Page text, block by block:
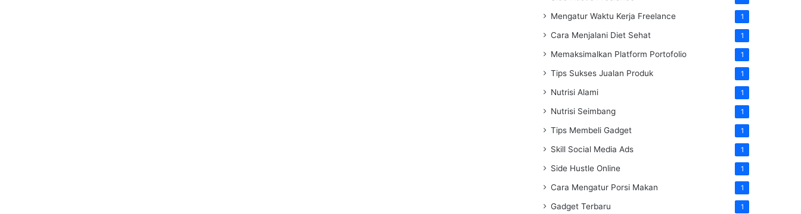
Mengatur Waktu Kerja Freelance 1
Cara Menjalani Diet Sehat 1
Memaksimalkan Platform Portofolio 1
Tips Sukses Jualan Produk 1
Nutrisi Alami 1
Nutrisi Seimbang 1
Tips Membeli Gadget 1
Skill Social Media Ads 1
Side Hustle Online 1
Cara Mengatur Porsi Makan 1
Gadget Terbaru 1